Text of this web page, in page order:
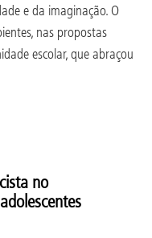
e da imaginação. O
nas propostas
escolar, que abraçou
no